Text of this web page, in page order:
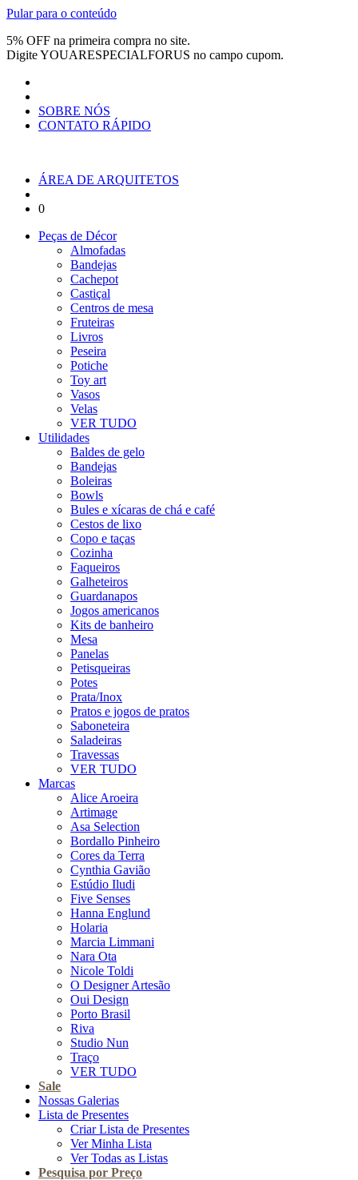
Pular para o conteúdo
5% OFF na primeira compra no site.
DigiteYOUARESPECIALFORUS no campo cupom.
SOBRE NÓS
CONTATO RÁPIDO
ÁREA DE ARQUITETOS
0
Peças de Décor
Almofadas
Bandejas
Cachepot
Castiçal
Centros de mesa
Fruteiras
Livros
Peseira
Potiche
Toy art
Vasos
Velas
VER TUDO
Utilidades
Baldes de gelo
Bandejas
Boleiras
Bowls
Bules e xícaras de chá e café
Cestos de lixo
Copo e taças
Cozinha
Faqueiros
Galheteiros
Guardanapos
Jogos americanos
Kits de banheiro
Mesa
Panelas
Petisqueiras
Potes
Prata/Inox
Pratos e jogos de pratos
Saboneteira
Saladeiras
Travessas
VER TUDO
Marcas
Alice Aroeira
Artimage
Asa Selection
Bordallo Pinheiro
Cores da Terra
Cynthia Gavião
Estúdio Iludi
Five Senses
Hanna Englund
Holaria
Marcia Limmani
Nara Ota
Nicole Toldi
O Designer Artesão
Oui Design
Porto Brasil
Riva
Studio Nun
Traço
VER TUDO
Sale
Nossas Galerias
Lista de Presentes
Criar Lista de Presentes
Ver Minha Lista
Ver Todas as Listas
Pesquisa por Preço